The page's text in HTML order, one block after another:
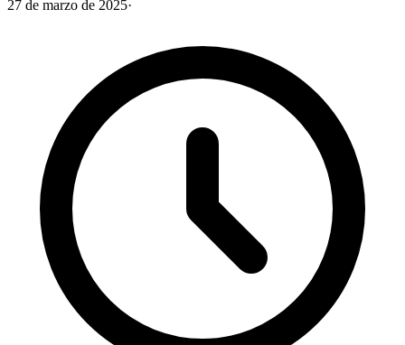
27 de marzo de 2025·